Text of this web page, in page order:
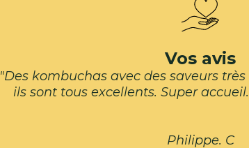
Vos avis
"Des kombuchas avec des saveurs
ils sont tous excellents. Super
Philippe. C